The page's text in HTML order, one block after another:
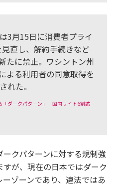
3月15日に消費者プライ
見直し、解約手続きなど
たに禁止。ワシントン州
よる利用者の同意取得を
れた。
ダークパターン」 国内サイト6割該
クパターンに対する規制強
が、現在の日本ではダーク
ゾーンであり、違法ではあ